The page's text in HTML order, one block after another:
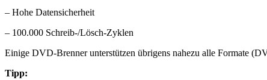
– Hohe Datensicherheit
– 100.000 Schreib-/Lösch-Zyklen
Einige DVD-Brenner unterstützen übrigens nahezu alle Formate
Tipp: